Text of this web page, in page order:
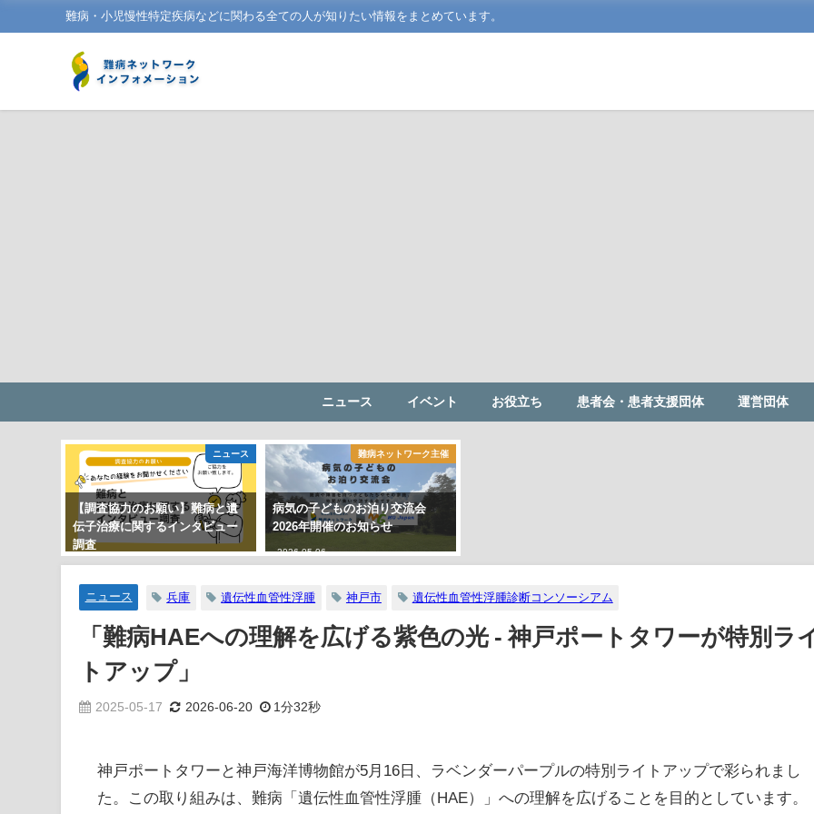
難病・小児慢性特定疾病などに関わる全ての人が知りたい情報をまとめています。
ニュース イベント お役立ち 患者会・患者支援団体 運営団体
ニュース
【調査協力のお願い】難病と遺
伝子治療に関するインタビュー
調査
難病ネットワーク主催
病気の子どものお泊り交流会
2026年開催のお知らせ
2026-05-06
ニュース 兵庫 遺伝性血管性浮腫 神戸市 遺伝性血管性浮腫診断コンソーシアム
「難病HAEへの理解を広げる紫色の光 - 神戸ポートタワーが特別ラ
トアップ」
2025-05-17 2026-06-20 1分32秒
神戸ポートタワーと神戸海洋博物館が5月16日、ラベンダーパープルの特別ライトアップで彩られまし
た。この取り組みは、難病「遺伝性血管性浮腫（HAE）」への理解を広げることを目的としています。